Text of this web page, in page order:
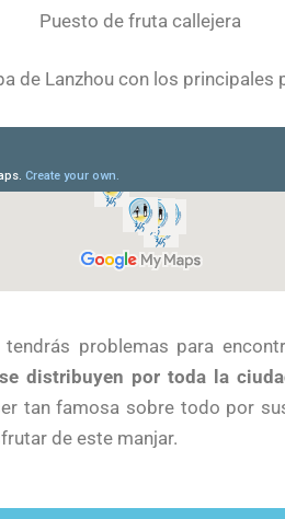
Puesto de fruta callejera
de Lanzhou con los principales
problemas para
distribuyen por toda la
tan famosa sobre todo por
de este manjar.